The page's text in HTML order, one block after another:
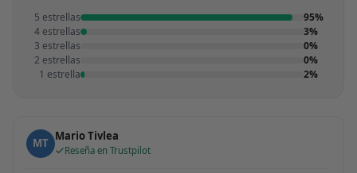
5 estrellas
95%
4 estrellas
3%
3 estrellas
0%
2 estrellas
0%
1 estrella
2%
MT Mario Tivlea
Reseña en Trustpilot